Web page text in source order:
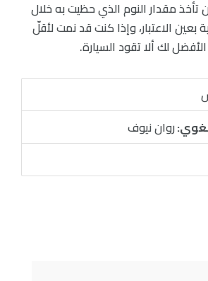
تأخذ مقدار النوم الذي حظيت به خلال
بعين الاعتبار، وإذا كنت قد نمت لأقلّ
روان نيوف